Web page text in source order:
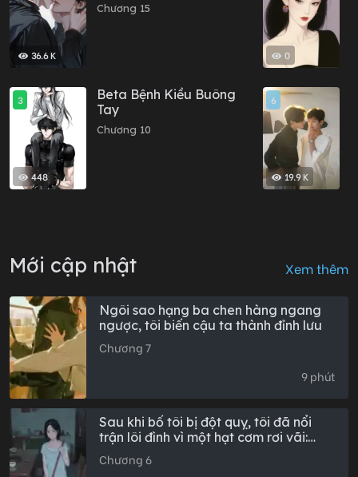
36.6 K
Chương 15
448
3
Beta Bệnh Kiều Buông
Tay
Chương 10
0
19.9 K
6
Mới cập nhật Xem thêm
Ngôi sao hạng ba chen hàng ngang
ngược, tôi biến cậu ta thành đỉnh lưu
Chương 7
9 phút
Sau khi bố tôi bị đột quỵ, tôi đã nổi
trận lôi đình vì một hạt cơm rơi vãi:
Hậu truyện đầy đủ
Chương 6